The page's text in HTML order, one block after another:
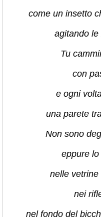
come un insetto
agitando le
Tu
con
e ogni
una parete
Non sono
eppure
nelle vetrine
nei
nel fondo del